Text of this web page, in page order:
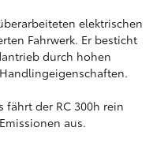
elektrischen
Fahrwerk. Er besticht
durch hohen
fährt der RC 300h rein
aus.